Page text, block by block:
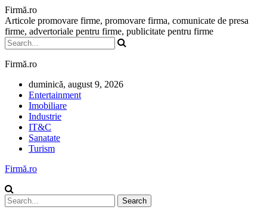
Firmă.ro
Articole promovare firme, promovare firma, comunicate de presa
firme, advertoriale pentru firme, publicitate pentru firme
Firmă.ro
duminică, august 9, 2026
Entertainment
Imobiliare
Industrie
IT&C
Sanatate
Turism
Firmă.ro